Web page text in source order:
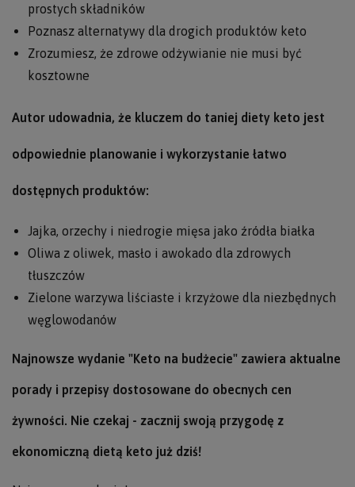
prostych składników
Poznasz alternatywy dla drogich produktów keto
Zrozumiesz, że zdrowe odżywianie nie musi być
kosztowne
Autor udowadnia, że kluczem do taniej diety keto jest
odpowiednie planowanie i wykorzystanie łatwo
dostępnych produktów:
Jajka, orzechy i niedrogie mięsa jako źródła białka
Oliwa z oliwek, masło i awokado dla zdrowych
tłuszczów
Zielone warzywa liściaste i krzyżowe dla niezbędnych
węglowodanów
Najnowsze wydanie "Keto na budżecie" zawiera aktualne
porady i przepisy dostosowane do obecnych cen
żywności. Nie czekaj - zacznij swoją przygodę z
ekonomiczną dietą keto już dziś!